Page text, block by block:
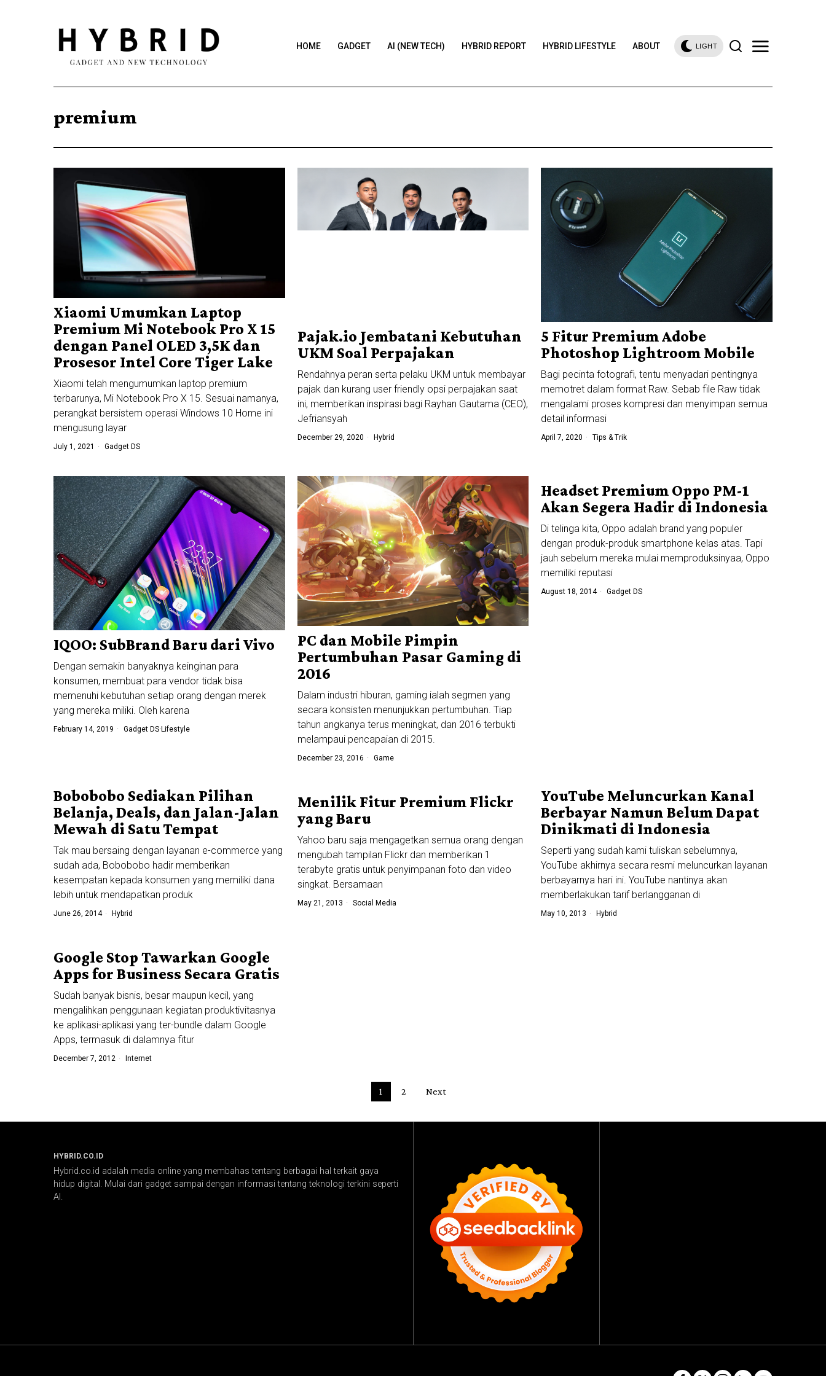
HOME GADGET AI (NEW TECH) HYBRID REPORT HYBRID LIFESTYLE ABOUT LIGHT
premium
Xiaomi Umumkan Laptop
Premium Mi Notebook Pro X 15
dengan Panel OLED 3,5K dan
Prosesor Intel Core Tiger Lake
Xiaomi telah mengumumkan laptop premium
terbarunya, Mi Notebook Pro X 15. Sesuai namanya,
perangkat bersistem operasi Windows 10 Home ini
mengusung layar
July 1, 2021 Gadget DS
Pajak.io Jembatani Kebutuhan
UKM Soal Perpajakan
Rendahnya peran serta pelaku UKM untuk membayar
pajak dan kurang user friendly opsi perpajakan saat
ini, memberikan inspirasi bagi Rayhan Gautama (CEO),
Jefriansyah
December 29, 2020 Hybrid
5 Fitur Premium Adobe
Photoshop Lightroom Mobile
Bagi pecinta fotografi, tentu menyadari pentingnya
memotret dalam format Raw. Sebab file Raw tidak
mengalami proses kompresi dan menyimpan semua
detail informasi
April 7, 2020 Tips & Trik
IQOO: SubBrand Baru dari Vivo
Dengan semakin banyaknya keinginan para
konsumen, membuat para vendor tidak bisa
memenuhi kebutuhan setiap orang dengan merek
yang mereka miliki. Oleh karena
February 14, 2019 Gadget DS·Lifestyle
PC dan Mobile Pimpin
Pertumbuhan Pasar Gaming di
2016
Dalam industri hiburan, gaming ialah segmen yang
secara konsisten menunjukkan pertumbuhan. Tiap
tahun angkanya terus meningkat, dan 2016 terbukti
melampaui pencapaian di 2015.
December 23, 2016 Game
Headset Premium Oppo PM-1
Akan Segera Hadir di Indonesia
Di telinga kita, Oppo adalah brand yang populer
dengan produk-produk smartphone kelas atas. Tapi
jauh sebelum mereka mulai memproduksinyaa, Oppo
memiliki reputasi
August 18, 2014 Gadget DS
Bobobobo Sediakan Pilihan
Belanja, Deals, dan Jalan-Jalan
Mewah di Satu Tempat
Tak mau bersaing dengan layanan e-commerce yang
sudah ada, Bobobobo hadir memberikan
kesempatan kepada konsumen yang memiliki dana
lebih untuk mendapatkan produk
June 26, 2014 Hybrid
Menilik Fitur Premium Flickr
yang Baru
Yahoo baru saja mengagetkan semua orang dengan
mengubah tampilan Flickr dan memberikan 1
terabyte gratis untuk penyimpanan foto dan video
singkat. Bersamaan
May 21, 2013 Social Media
YouTube Meluncurkan Kanal
Berbayar Namun Belum Dapat
Dinikmati di Indonesia
Seperti yang sudah kami tuliskan sebelumnya,
YouTube akhirnya secara resmi meluncurkan layanan
berbayarnya hari ini. YouTube nantinya akan
memberlakukan tarif berlangganan di
May 10, 2013 Hybrid
Google Stop Tawarkan Google
Apps for Business Secara Gratis
Sudah banyak bisnis, besar maupun kecil, yang
mengalihkan penggunaan kegiatan produktivitasnya
ke aplikasi-aplikasi yang ter-bundle dalam Google
Apps, termasuk di dalamnya fitur
December 7, 2012 Internet
1 2 Next
HYBRID.CO.ID
Hybrid.co.id adalah media online yang membahas tentang berbagai hal terkait gaya
hidup digital. Mulai dari gadget sampai dengan informasi tentang teknologi terkini seperti
AI.